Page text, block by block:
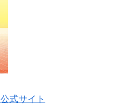
式サイト